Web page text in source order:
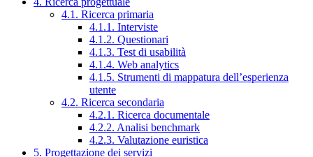
4.1. Ricerca primaria
4.1.1. Interviste
4.1.2. Questionari
4.1.3. Test di usabilità
4.1.4. Web analytics
4.1.5. Strumenti di mappatura dell’esperienza
utente
4.2. Ricerca secondaria
4.2.1. Ricerca documentale
4.2.2. Analisi benchmark
4.2.3. Valutazione euristica
5. Progettazione dei servizi